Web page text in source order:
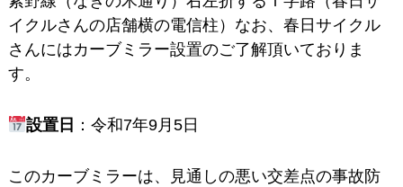
イクルさんの店舗横の電信柱）なお、春日サイクル
さんにはカーブミラー設置のご了解頂いておりま
す。
設置日 ：令和7年9月5日
このカーブミラーは、見通しの悪い交差点の事故防